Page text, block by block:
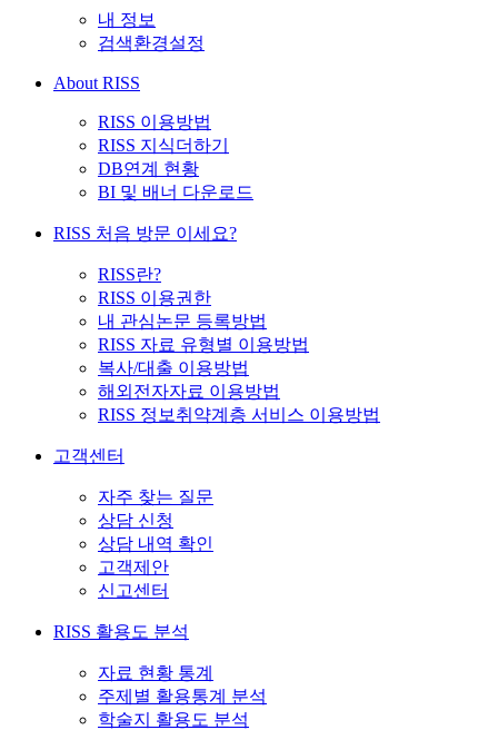
내 정보
검색환경설정
About RISS
RISS 이용방법
RISS 지식더하기
DB연계 현황
BI 및 배너 다운로드
RISS 처음 방문 이세요?
RISS란?
RISS 이용권한
내 관심논문 등록방법
RISS 자료 유형별 이용방법
복사/대출 이용방법
해외전자자료 이용방법
RISS 정보취약계층 서비스 이용방법
고객센터
자주 찾는 질문
상담 신청
상담 내역 확인
고객제안
신고센터
RISS 활용도 분석
자료 현황 통계
주제별 활용통계 분석
학술지 활용도 분석